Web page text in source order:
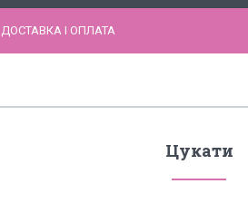
ДОСТАВКА І ОПЛАТА
Цукати